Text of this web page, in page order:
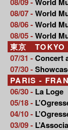
08/07 -World
08/06 -World
08/05 -World
東京 TOKYO
07/31 -Concert
07/30 -
PARIS -
06/30 - La Loge
05/18 -
04/10 -
03/09 -